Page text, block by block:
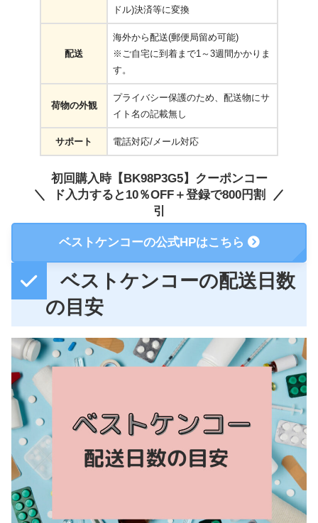
ドル)決済等に変換
配送
海外から配送(郵便局留め可能)
※ご自宅に到着まで1～3週間かかりま
す。
荷物の外観
プライバシー保護のため、配送物にサ
イト名の記載無し
サポート 電話対応/メール対応
初回購入時【BK98P3G5】クーポンコー
ド入力すると10％OFF＋登録で800円割
引
ベストケンコーの公式HPはこちら
ベストケンコーの配送日数
の目安